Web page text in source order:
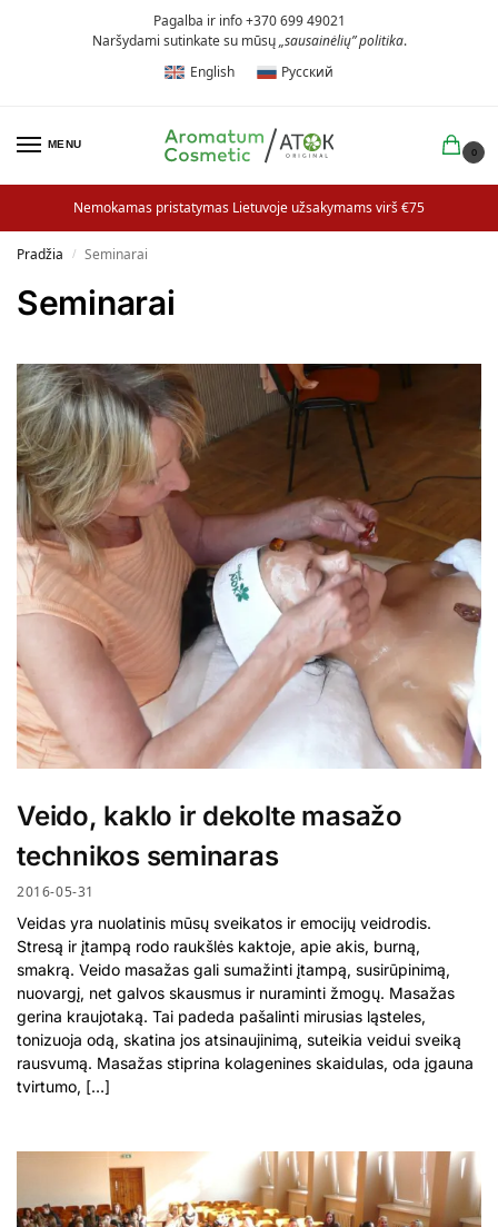
Pagalba ir info +370 699 49021
Naršydami sutinkate su mūsų„sausainėlių” politika.
English
Русский
MENU
0
Nemokamas pristatymas Lietuvoje užsakymams virš €75
Pradžia / Seminarai
Seminarai
Veido, kaklo ir dekolte masažo
technikos seminaras
2016-05-31
Veidas yra nuolatinis mūsų sveikatos ir emocijų veidrodis.
Stresą ir įtampą rodo raukšlės kaktoje, apie akis, burną,
smakrą. Veido masažas gali sumažinti įtampą, susirūpinimą,
nuovargį, net galvos skausmus ir nuraminti žmogų. Masažas
gerina kraujotaką. Tai padeda pašalinti mirusias ląsteles,
tonizuoja odą, skatina jos atsinaujinimą, suteikia veidui sveiką
rausvumą. Masažas stiprina kolagenines skaidulas, oda įgauna
tvirtumo, […]